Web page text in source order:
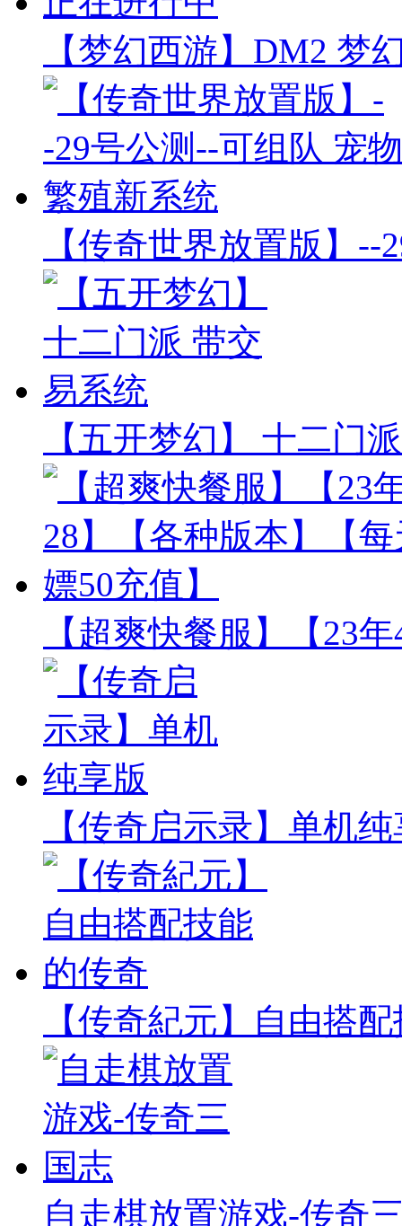
【梦幻西游】DM2 梦
【传奇世界放置版】
【五开梦幻】 十二门
【超爽快餐服】【23
【传奇启示录】单机
【传奇紀元】自由搭
自走棋放置游戏-传奇